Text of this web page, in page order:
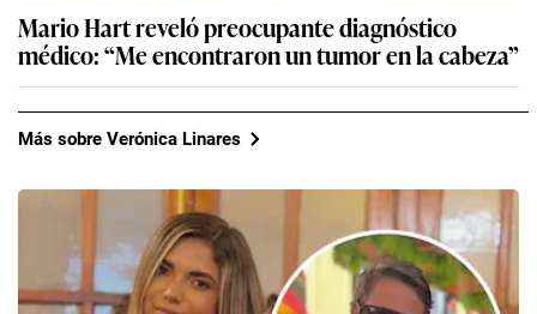
Mario Hart reveló preocupante diagnóstico
médico: “Me encontraron un tumor en la cabeza”
Más sobre Verónica Linares